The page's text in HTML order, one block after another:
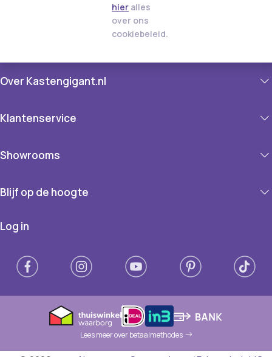
hier alles
over ons
cookiebeleid.
Over Kastengigant.nl
Klantenservice
Showrooms
Blijf op de hoogte
Log in
Lees meer over betaalmethodes